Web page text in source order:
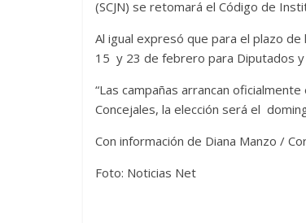
(SCJN) se retomará el Código de
Al igual expresó que para el plazo
15 y 23 de febrero para Diputados
“Las campañas arrancan
Concejales, la elección será el
Con información de Diana Manzo /
Foto: Noticias Net